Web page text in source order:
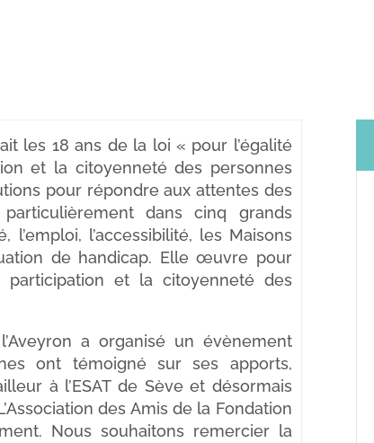
les 18 ans de la loi « pour l’égalité
et la citoyenneté des personnes
pour répondre aux attentes des
dans cinq grands
l’accessibilité, les Maisons
de handicap. Elle œuvre pour
participation et la citoyenneté des
a organisé un évènement
ont témoigné sur ses apports,
à l’ESAT de Sève et désormais
des Amis de la Fondation
Nous souhaitons remercier la